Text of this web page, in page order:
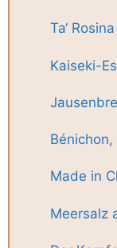
Ta‘
Kaiseki-
Made in
Meersalz